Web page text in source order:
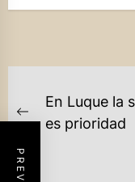
NAVEGACIÓN
DE
ENTRADAS
Previous
En Luque la
es prioridad